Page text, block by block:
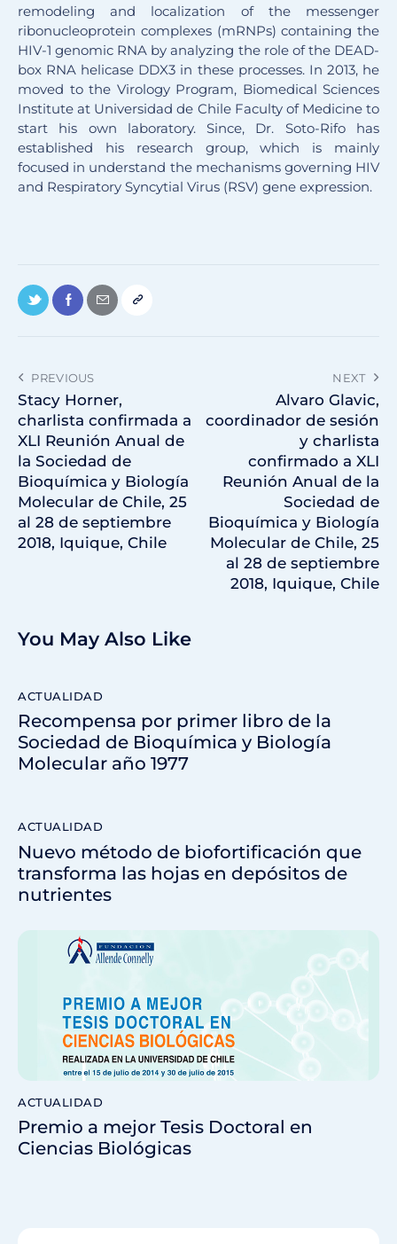
remodeling and localization of the messenger
ribonucleoprotein complexes (mRNPs) containing the
HIV-1 genomic RNA by analyzing the role of the DEAD-
box RNA helicase DDX3 in these processes. In 2013, he
moved to the Virology Program, Biomedical Sciences
Institute at Universidad de Chile Faculty of Medicine to
start his own laboratory. Since, Dr. Soto-Rifo has
established his research group, which is mainly
focused in understand the mechanisms governing HIV
and Respiratory Syncytial Virus (RSV) gene expression.
PREVIOUS
Stacy Horner,
charlista confirmada a
XLI Reunión Anual de
la Sociedad de
Bioquímica y Biología
Molecular de Chile, 25
al 28 de septiembre
2018, Iquique, Chile
NEXT
Alvaro Glavic,
coordinador de sesión
y charlista
confirmado a XLI
Reunión Anual de la
Sociedad de
Bioquímica y Biología
Molecular de Chile, 25
al 28 de septiembre
2018, Iquique, Chile
You May Also Like
ACTUALIDAD
Recompensa por primer libro de la
Sociedad de Bioquímica y Biología
Molecular año 1977
ACTUALIDAD
Nuevo método de biofortificación que
transforma las hojas en depósitos de
nutrientes
ACTUALIDAD
Premio a mejor Tesis Doctoral en
Ciencias Biológicas